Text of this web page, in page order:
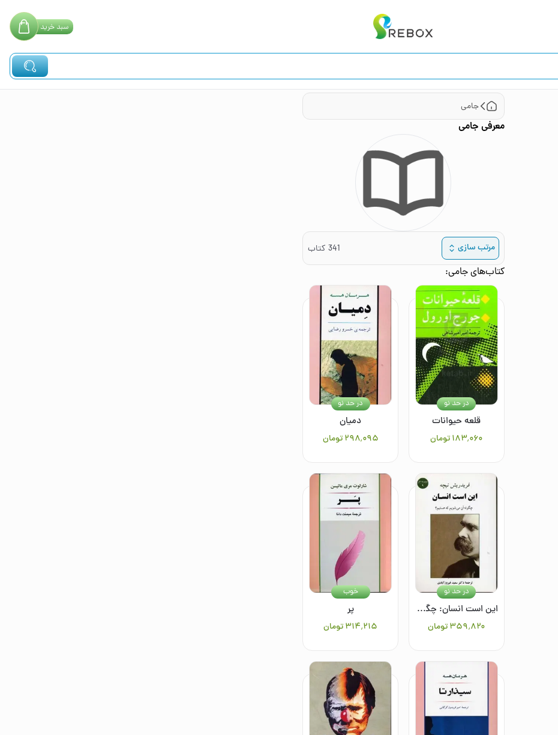
سبدخرید
جامی
معرفی جامی
مرتب سازی 341 کتاب
کتاب‌هایجامی:
قلعه حیوانات
۱۸۳٬۰۶۰تومان
در حد نو
دمیان
۲۹۸٬۰۹۵تومان
در حد نو
این است انسان: چگونه آن می‌شویم که هستیم
۳۵۹٬۸۲۰تومان
در حد نو
پر
۳۱۴٬۲۱۵تومان
خوب